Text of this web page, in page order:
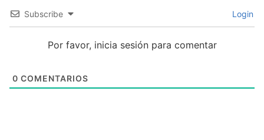
Subscribe Login
Por favor, inicia sesión para comentar
0 COMENTARIOS